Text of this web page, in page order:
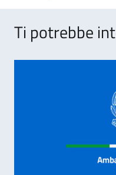
Ti potrebbe